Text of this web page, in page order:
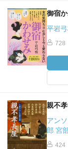
御宿
平岩
728
親不
アン
郎 宮
424